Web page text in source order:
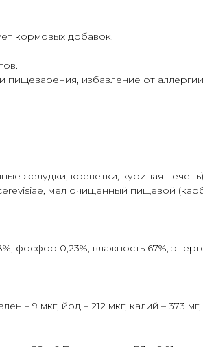
кормовых добавок.
избавление от
желудки, креветки, куриная
мел очищенный пищевой
фосфор 0,23%, влажность 67%,
– 9 мкг, йод – 212 мкг, калий – 373 мг,